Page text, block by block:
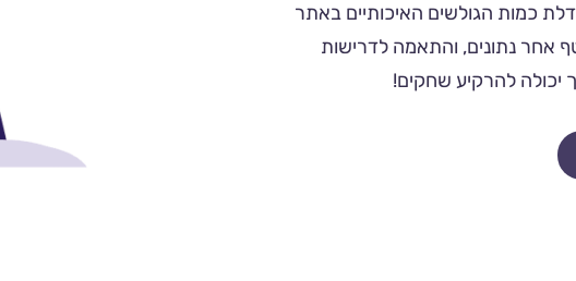
כמות הגולשים האיכותיים באתר
אחר נתונים, והתאמה לדרישות
יכולה להרקיע שחקים!